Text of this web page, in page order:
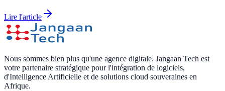
Lire l'article
Nous sommes bien plus qu'une agence digitale. Jangaan Tech est
votre partenaire stratégique pour l'intégration de logiciels,
d'Intelligence Artificielle et de solutions cloud souveraines en
Afrique.